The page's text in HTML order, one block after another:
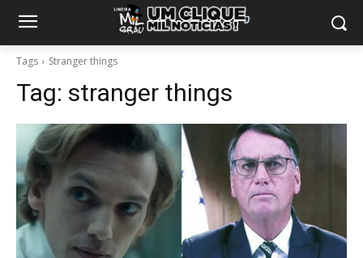
Tags Stranger things
Tag: stranger things